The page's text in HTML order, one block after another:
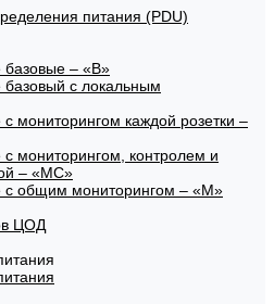
питания (PDU)
базовые – «В»
базовый с локальным
с мониторингом каждой розетки –
с мониторингом, контролем и
– «МС»
с общим мониторингом – «М»
ЦОД